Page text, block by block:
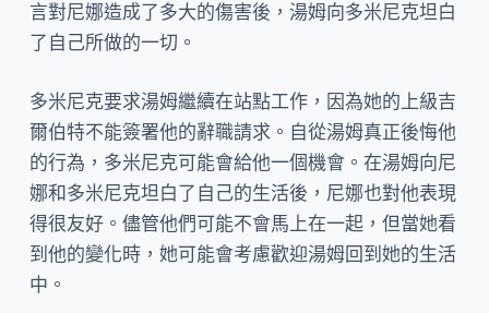
言對尼娜造成了多大的傷害後，湯姆向多米尼克坦白
了自己所做的一切。
多米尼克要求湯姆繼續在站點工作，因為她的上級吉
爾伯特不能簽署他的辭職請求。自從湯姆真正後悔他
的行為，多米尼克可能會給他一個機會。在湯姆向尼
娜和多米尼克坦白了自己的生活後，尼娜也對他表現
得很友好。儘管他們可能不會馬上在一起，但當她看
到他的變化時，她可能會考慮歡迎湯姆回到她的生活
中。